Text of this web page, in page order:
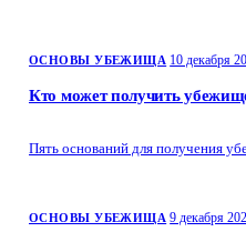
ОСНОВЫ УБЕЖИЩА 10 декабря
Кто может получить
Пять оснований для получения
ОСНОВЫ УБЕЖИЩА 9 декабря